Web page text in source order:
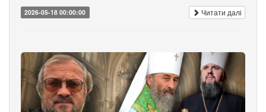
2026-05-18 00:00:00 Читати далі